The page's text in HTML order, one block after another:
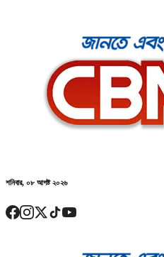
শনিবার, ০৮ আগষ্ট ২০২৬